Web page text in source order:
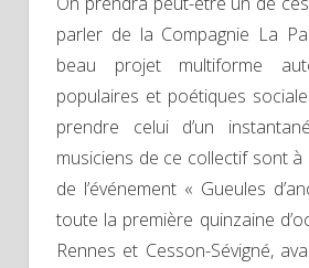
parler de la Compagnie La
beau projet multiforme
populaires et poétiques
prendre celui d’un
musiciens de ce collectif sont à
de l’événement « Gueules
toute la première quinzaine
Rennes et Cesson-Sévigné,